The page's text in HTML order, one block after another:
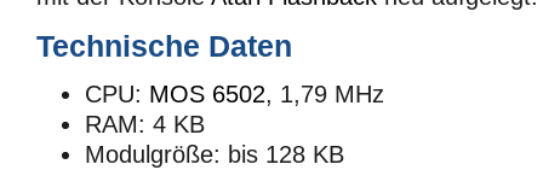
Technische Daten
CPU: MOS 6502, 1,79 MHz
RAM: 4 KB
Modulgröße: bis 128 KB